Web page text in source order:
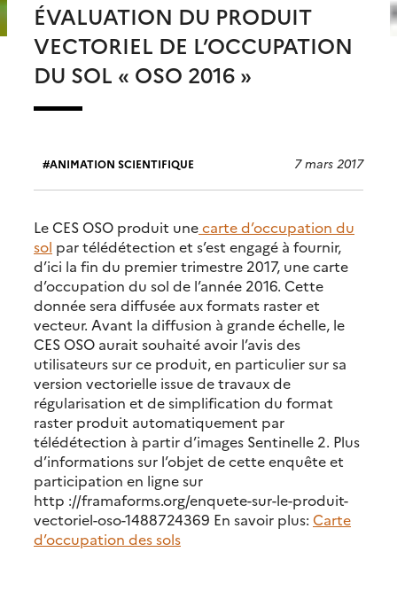
ÉVALUATION DU PRODUIT
VECTORIEL DE L’OCCUPATION
DU SOL « OSO 2016 »
ANIMATION SCIENTIFIQUE 7 mars 2017
Le CES OSO produit unecarte d’occupation du
sol par télédétection et s’est engagé à fournir,
d’ici la fin du premier trimestre 2017, une carte
d’occupation du sol de l’année 2016. Cette
donnée sera diffusée aux formats raster et
vecteur. Avant la diffusion à grande échelle, le
CES OSO aurait souhaité avoir l’avis des
utilisateurs sur ce produit, en particulier sur sa
version vectorielle issue de travaux de
régularisation et de simplification du format
raster produit automatiquement par
télédétection à partir d’images Sentinelle 2. Plus
d’informations sur l’objet de cette enquête et
participation en ligne sur
http ://framaforms.org/enquete-sur-le-produit-
vectoriel-oso-1488724369 En savoir plus: Carte
d’occupation des sols